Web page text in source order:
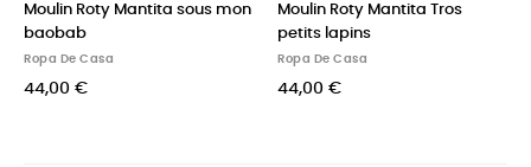
Moulin Roty Mantita sous mon
baobab
Ropa De Casa
44,00 €
Moulin Roty Mantita Tros
petits lapins
Ropa De Casa
44,00 €